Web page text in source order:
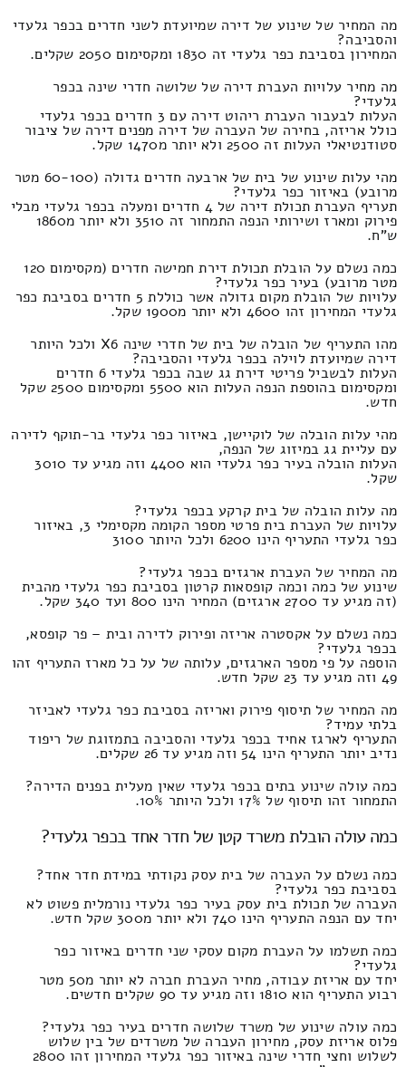
מה המחיר של שינוע של דירה שמיועדת לשני חדרים בכפר גלעדי
והסביבה?
המחירון בסביבת כפר גלעדי זה 1830 ומקסימום 2050 שקלים.
מה מחיר עלויות העברת דירה של שלושה חדרי שינה בכפר
גלעדי?
העלות לבעבור העברת ריהוט דירה עם 3 חדרים בכפר גלעדי
כולל אריזה, בחירה של העברה של דירה מפנים דירה של ציבור
סטודנטיאלי העלות זה 2500 ולא יותר מ1470 שקל.
מהי עלות שינוע של בית של ארבעה חדרים גדולה (60-100 מטר
מרובע) באיזור כפר גלעדי?
תעריף העברת תכולת דירה של 4 חדרים ומעלה בכפר גלעדי מבלי
פירוק ומארז ושירותי הנפה התמחור זה 3510 ולא יותר מ1860
ש"ח.
כמה נשלם על הובלת תכולת דירת חמישה חדרים (מקסימום 120
מטר מרובע) בעיר כפר גלעדי?
עלויות של הובלת מקום גדולה אשר כוללת 5 חדרים בסביבת כפר
גלעדי המחירון זהו 4600 ולא יותר מ1900 שקל.
מהו התעריף של הובלה של בית של חדרי שינה X6 ולכל היותר
דירה שמיועדת לוילה בכפר גלעדי והסביבה?
העלות לבשביל פריטי דירת גג שבה בכפר גלעדי 6 חדרים
ומקסימום בהוספת הנפה העלות הוא 5500 ומקסימום 2500 שקל
חדש.
מהי עלות הובלה של לוקיישן, באיזור כפר גלעדי בר-תוקף לדירה
עם עליית גג במיזוג של הנפה,
העלות הובלה בעיר כפר גלעדי הוא 4400 וזה מגיע עד 3010
שקל.
מה עלות הובלה של בית קרקע בכפר גלעדי?
עלויות של העברת בית פרטי מספר הקומה מקסימלי 3, באיזור
כפר גלעדי התעריף הינו 6200 ולכל היותר 3100
מה המחיר של העברת ארגזים בכפר גלעדי?
שינוע של כמה וכמה קופסאות קרטון בסביבת כפר גלעדי מהבית
(זה מגיע עד 2700 ארגזים) המחיר הינו 800 ועד 340 שקל.
כמה נשלם על אקסטרה אריזה ופירוק לדירה ובית – פר קופסא,
בכפר גלעדי?
הוספה על פי מספר הארגזים, עלותה של על כל מארז התעריף זהו
49 וזה מגיע עד 23 שקל חדש.
מה המחיר של תיסוף פירוק ואריזה בסביבת כפר גלעדי לאביזר
בלתי עמיד?
התעריף לארגז אחיד בכפר גלעדי והסביבה בתמזוגת של ריפוד
נדיב יותר התעריף הינו 54 וזה מגיע עד 26 שקלים.
כמה עולה שינוע בתים בכפר גלעדי שאין מעלית בפנים הדירה?
התמחור זהו תיסוף של 17% ולכל היותר 10%.
כמה עולה הובלת משרד קטן של חדר אחד בכפר גלעדי?
כמה נשלם על העברה של בית עסק נקודתי במידת חדר אחד?
בסביבת כפר גלעדי?
העברה של תכולת בית עסק בעיר כפר גלעדי נורמלית פשוט לא
יחד עם הנפה התעריף הינו 740 ולא יותר מ300 שקל חדש.
כמה תשלמו על העברת מקום עסקי שני חדרים באיזור כפר
גלעדי?
יחד עם אריזת עבודה, מחיר העברת חברה לא יותר מ50 מטר
רבוע התעריף הוא 1810 וזה מגיע עד 90 שקלים חדשים.
כמה עולה שינוע של משרד שלושה חדרים בעיר כפר גלעדי?
פלוס אריזת עסק, מחירון העברה של משרדים של בין שלוש
לשלוש וחצי חדרי שינה באיזור כפר גלעדי המחירון זהו 2800